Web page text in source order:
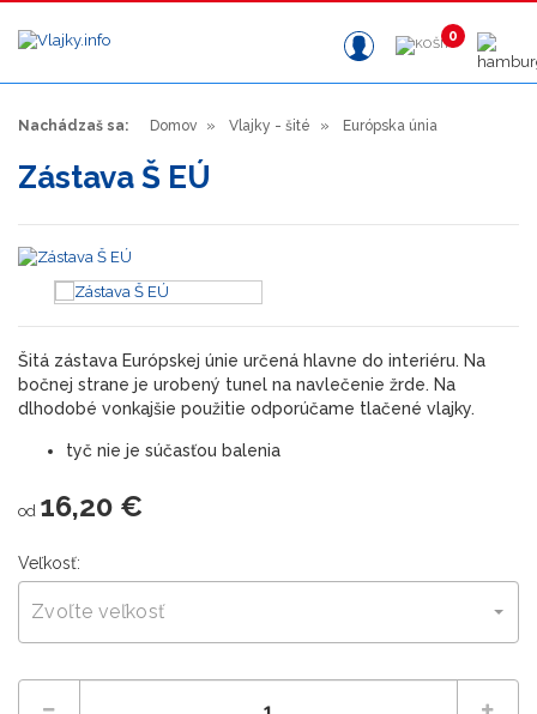
Nachádzaš sa: Domov Vlajky - šité Európska únia
Zástava Š EÚ
Šitá zástava Európskej únie určená hlavne do interiéru. Na
bočnej strane je urobený tunel na navlečenie žrde. Na
dlhodobé vonkajšie použitie odporúčame tlačené vlajky.
tyč nie je súčasťou balenia
od 16,20 €
Veľkosť:
Zvoľte veľkosť
0